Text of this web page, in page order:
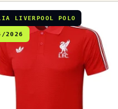
LIVERPOOL POLO
2026